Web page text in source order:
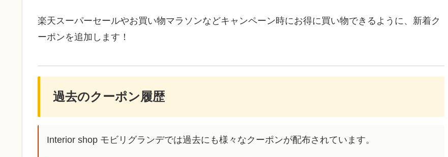
楽天スーパーセールやお買い物マラソンなどキャンペーン時にお得に買い物できるように、新着ク
ーポンを追加します！
過去のクーポン履歴
Interior shop モビリグランデでは過去にも様々なクーポンが配布されています。